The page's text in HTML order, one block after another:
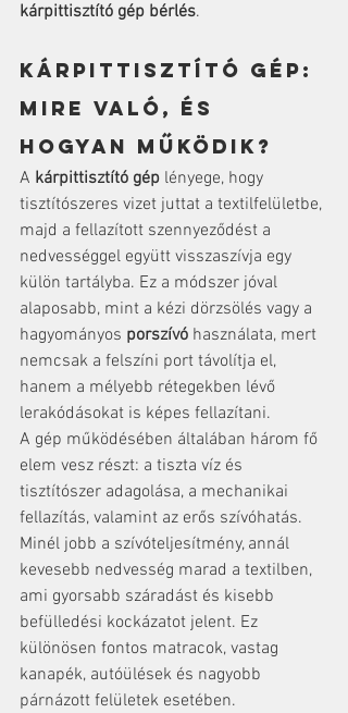
kárpittisztító gép bérlés.
Kárpittisztító gép:
mire való, és
hogyan működik?
A kárpittisztító gép lényege, hogy
tisztítószeres vizet juttat a textilfelületbe,
majd a fellazított szennyeződést a
nedvességgel együtt visszaszívja egy
külön tartályba. Ez a módszer jóval
alaposabb, mint a kézi dörzsölés vagy a
hagyományos porszívó használata, mert
nemcsak a felszíni port távolítja el,
hanem a mélyebb rétegekben lévő
lerakódásokat is képes fellazítani.
A gép működésében általában három fő
elem vesz részt: a tiszta víz és
tisztítószer adagolása, a mechanikai
fellazítás, valamint az erős szívóhatás.
Minél jobb a szívóteljesítmény, annál
kevesebb nedvesség marad a textilben,
ami gyorsabb száradást és kisebb
befülledési kockázatot jelent. Ez
különösen fontos matracok, vastag
kanapék, autóülések és nagyobb
párnázott felületek esetében.